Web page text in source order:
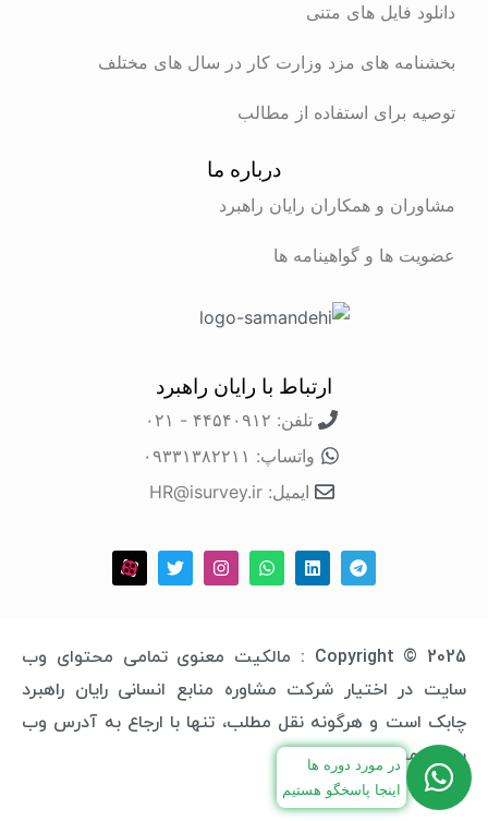
دانلود فایل های متنی
بخشنامه های مزد وزارت کار در سال های مختلف
توصیه برای استفاده از مطالب
درباره ما
مشاوران و همکاران رایان راهبرد
عضویت ها و گواهینامه ها
ارتباط با رایان راهبرد
تلفن: ۴۴۵۴۰۹۱۲ - ۰۲۱
واتساپ: ۰۹۳۳۱۳۸۲۲۱۱
ایمیل: HR@isurvey.ir
Copyright © 2025 : مالکیت معنوی تمامی محتوای وب
سایت در اختیار شرکت مشاوره منابع انسانی رایان راهبرد
چابک است و هرگونه نقل مطلب، تنها با ارجاع به آدرس وب
سایت مجاز خواهد بود.
در مورد دوره ها
اینجا پاسخگو هستیم